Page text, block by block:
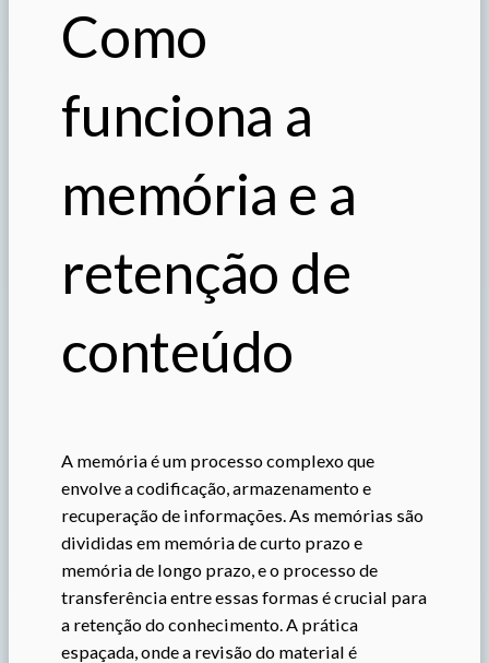
Como
funciona a
memória e a
retenção de
conteúdo
A memória é um processo complexo que
envolve a codificação, armazenamento e
recuperação de informações. As memórias são
divididas em memória de curto prazo e
memória de longo prazo, e o processo de
transferência entre essas formas é crucial para
a retenção do conhecimento. A prática
espaçada, onde a revisão do material é